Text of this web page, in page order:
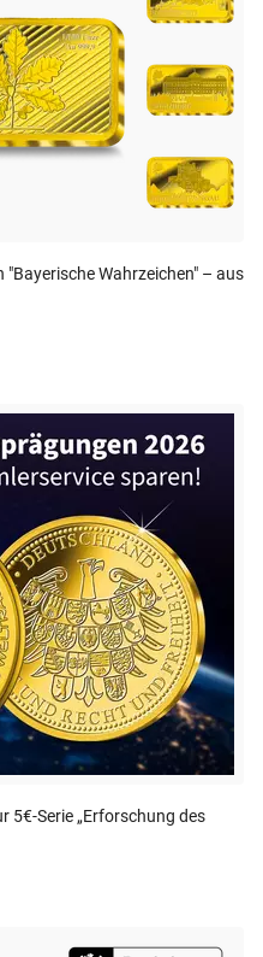
Wahrzeichen" – aus
5€-Serie „Erforschung des